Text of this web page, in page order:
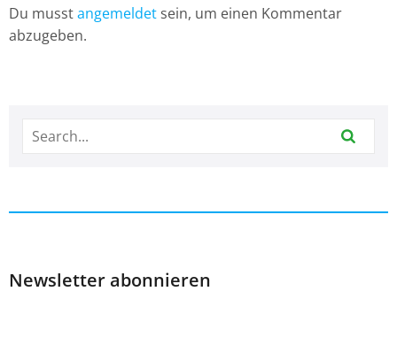
Du musstangemeldet sein, um einen Kommentar
abzugeben.
Newsletter abonnieren